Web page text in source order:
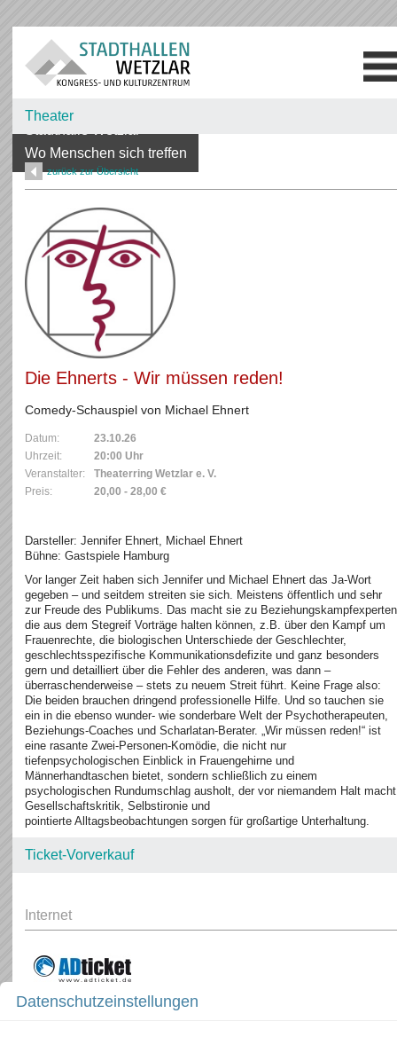
Wo Menschen sich treffen
Theater
zurück zur Übersicht
Die Ehnerts - Wir müssen reden!
Comedy-Schauspiel von Michael Ehnert
Datum:
23.10.26
Uhrzeit:
20:00 Uhr
Veranstalter:
Theaterring Wetzlar e. V.
Preis:
20,00 - 28,00 €
Darsteller: Jennifer Ehnert, Michael Ehnert
Bühne: Gastspiele Hamburg
Vor langer Zeit haben sich Jennifer und Michael Ehnert das Ja-Wort
gegeben – und seitdem streiten sie sich. Meistens öffentlich und sehr
zur Freude des Publikums. Das macht sie zu
die aus dem Stegreif Vorträge halten können, z.B. über den Kampf um
Frauenrechte, die biologischen Unterschiede der Geschlechter,
geschlechtsspezifische Kommunikationsdefizite und ganz besonders
gern und detailliert über die Fehler des anderen, was dann –
überraschenderweise – stets zu neuem Streit führt. Keine Frage also:
Die beiden brauchen dringend professionelle Hilfe. Und so tauchen sie
ein in die ebenso wunder- wie sonderbare Welt der Psychotherapeuten,
Beziehungs-Coaches und Scharlatan-Berater. „Wir müssen reden!“ ist
eine rasante Zwei-Personen-Komödie, die nicht nur
tiefenpsychologischen Einblick in Frauengehirne und
Männerhandtaschen bietet, sondern schließlich zu einem
psychologischen Rundumschlag ausholt, der vor niemandem Halt
Gesellschaftskritik, Selbstironie und
pointierte Alltagsbeobachtungen sorgen für großartige Unterhaltung.
Ticket-Vorverkauf
Internet
Datenschutzeinstellungen